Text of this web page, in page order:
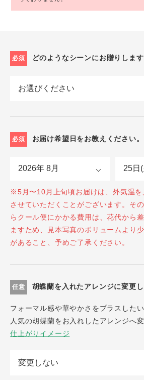
必須 どのようなシーンにお贈りします
必須 お届け希望日をお教えください。
※5月〜10月上旬頃お届けは、外気温を
させていただくことがございます。そ
らクール便にかかる費用は、花代から
ますため、見本写真のボリュームより
があること、予めご了承ください。
任意 胡蝶蘭を入れたアレンジに変更
フォーマル感や華やかさをプラスした
人気の胡蝶蘭をお入れしたアレンジへ変
仕上がりイメージ